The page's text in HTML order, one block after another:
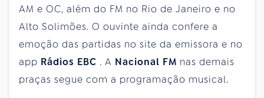
AM e OC, além do FM no Rio de Janeiro e no
Alto Solimões. O ouvinte ainda confere a
emoção das partidas no site da emissora e no
app Rádios EBC . A Nacional FM nas demais
praças segue com a programação musical.